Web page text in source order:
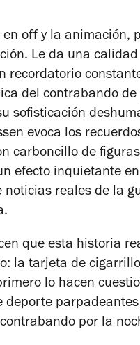
off y la animación,
Le da una
recordatorio
del contrabando de
sofisticación
evoca los
carboncillo de
efecto inquietante
reales de la
que esta historia
la tarjeta de
lo hacen
deporte
por la